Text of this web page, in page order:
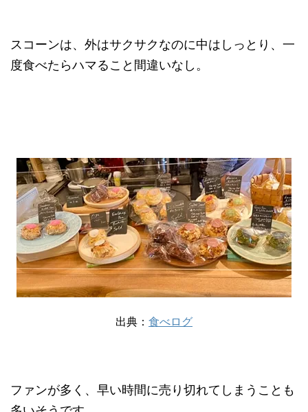
スコーンは、外はサクサクなのに中はしっとり、一
度食べたらハマること間違いなし。
出典： 食べログ
ファンが多く、早い時間に売り切れてしまうことも